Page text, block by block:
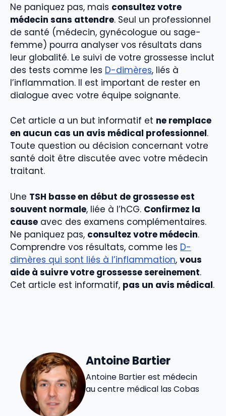
Ne paniquez pas, mais consultez votre
médecin sans attendre. Seul un professionnel
de santé (médecin, gynécologue ou sage-
femme) pourra analyser vos résultats dans
leur globalité. Le suivi de votre grossesse inclut
des tests comme les D-dimères, liés à
l’inflammation. Il est important de rester en
dialogue avec votre équipe soignante.
Cet article a un but informatif et ne remplace
en aucun cas un avis médical professionnel.
Toute question ou décision concernant votre
santé doit être discutée avec votre médecin
traitant.
Une TSH basse en début de grossesse est
souvent normale, liée à l’hCG. Confirmez la
cause avec des examens complémentaires.
Ne paniquez pas, consultez votre médecin.
Comprendre vos résultats, comme les D-
dimères qui sont liés à l’inflammation, vous
aide à suivre votre grossesse sereinement.
Cet article est informatif, pas un avis médical.
Antoine Bartier
Antoine Bartier est médecin
au centre médical las Cobas